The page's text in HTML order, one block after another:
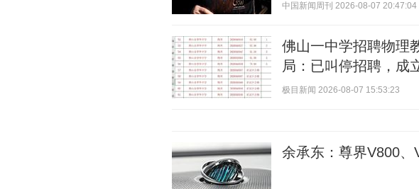
中国新闻周刊 2026-08-07 20:47:04
佛山一中学招聘物理
局：已叫停招聘，成
极目新闻 2026-08-07 15:53:23
余承东：尊界V800